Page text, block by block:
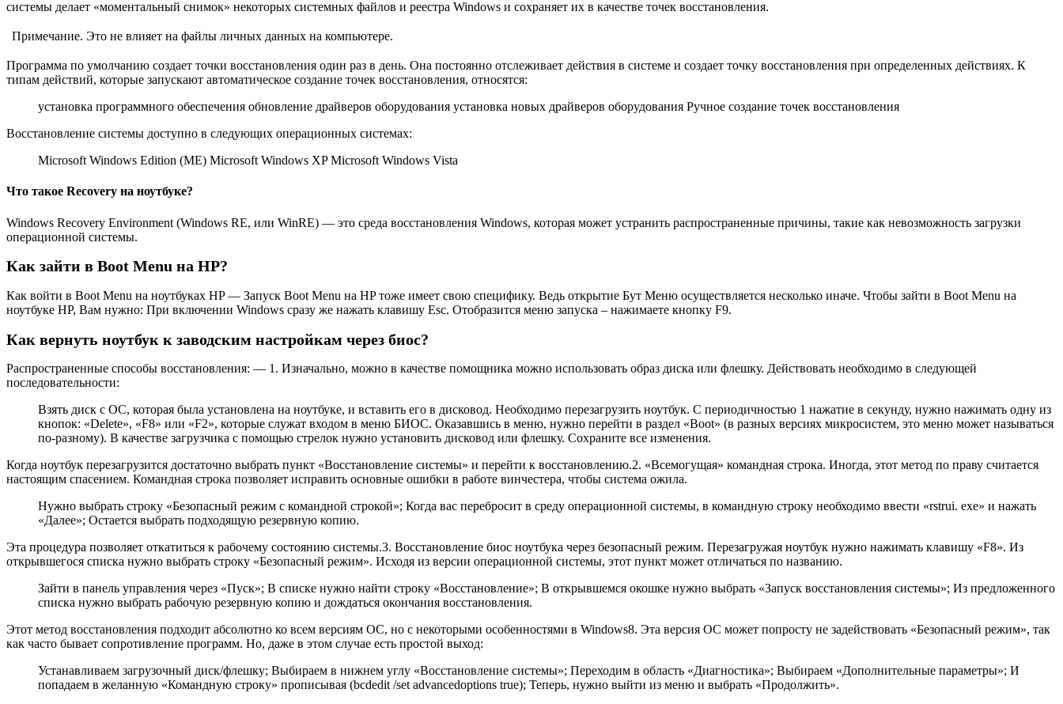
системы делает «моментальный снимок» некоторых системных файлов и реестра Windows и сохраняет их в качестве точек восстановления.
Примечание. Это не влияет на файлы личных данных на компьютере.
Программа по умолчанию создает точки восстановления один раз в день. Она постоянно отслеживает действия в системе и создает точку восстановления при определенных действиях. К
типам действий, которые запускают автоматическое создание точек восстановления, относятся:
установка программного обеспечения обновление драйверов оборудования установка новых драйверов оборудования Ручное создание точек восстановления
Восстановление системы доступно в следующих операционных системах:
Microsoft Windows Edition (ME) Microsoft Windows XP Microsoft Windows Vista
Что такое Recovery на ноутбуке?
Windows Recovery Environment (Windows RE, или WinRE) — это среда восстановления Windows, которая может устранить распространенные причины, такие как невозможность загрузки
операционной системы.
Как зайти в Boot Menu на HP?
Как войти в Boot Menu на ноутбуках HP — Запуск Boot Menu на HP тоже имеет свою специфику. Ведь открытие Бут Меню осуществляется несколько иначе. Чтобы зайти в Boot Menu на
ноутбуке HP, Вам нужно: При включении Windows сразу же нажать клавишу Esc. Отобразится меню запуска – нажимаете кнопку F9.
Как вернуть ноутбук к заводским настройкам через биос?
Распространенные способы восстановления: — 1. Изначально, можно в качестве помощника можно использовать образ диска или флешку. Действовать необходимо в следующей
последовательности:
Взять диск с ОС, которая была установлена на ноутбуке, и вставить его в дисковод. Необходимо перезагрузить ноутбук. С периодичностью 1 нажатие в секунду, нужно нажимать одну из
кнопок: «Delete», «F8» или «F2», которые служат входом в меню БИОС. Оказавшись в меню, нужно перейти в раздел «Boot» (в разных версиях микросистем, это меню может называться
по-разному). В качестве загрузчика с помощью стрелок нужно установить дисковод или флешку. Сохраните все изменения.
Когда ноутбук перезагрузится достаточно выбрать пункт «Восстановление системы» и перейти к восстановлению.2. «Всемогущая» командная строка. Иногда, этот метод по праву считается
настоящим спасением. Командная строка позволяет исправить основные ошибки в работе винчестера, чтобы система ожила.
Нужно выбрать строку «Безопасный режим с командной строкой»; Когда вас перебросит в среду операционной системы, в командную строку необходимо ввести «rstrui. exe» и нажать
«Далее»; Остается выбрать подходящую резервную копию.
Эта процедура позволяет откатиться к рабочему состоянию системы.3. Восстановление биос ноутбука через безопасный режим. Перезагружая ноутбук нужно нажимать клавишу «F8». Из
открывшегося списка нужно выбрать строку «Безопасный режим». Исходя из версии операционной системы, этот пункт может отличаться по названию.
Зайти в панель управления через «Пуск»; В списке нужно найти строку «Восстановление»; В открывшемся окошке нужно выбрать «Запуск восстановления системы»; Из предложенного
списка нужно выбрать рабочую резервную копию и дождаться окончания восстановления.
Этот метод восстановления подходит абсолютно ко всем версиям ОС, но с некоторыми особенностями в Windows8. Эта версия ОС может попросту не задействовать «Безопасный режим», так
как часто бывает сопротивление программ. Но, даже в этом случае есть простой выход:
Устанавливаем загрузочный диск/флешку; Выбираем в нижнем углу «Восстановление системы»; Переходим в область «Диагностика»; Выбираем «Дополнительные параметры»; И
попадаем в желанную «Командную строку» прописывая (bcdedit /set advancedoptions true); Теперь, нужно выйти из меню и выбрать «Продолжить».